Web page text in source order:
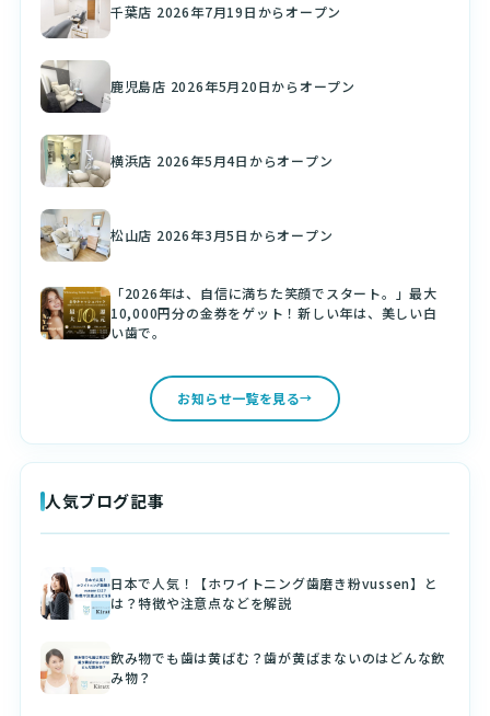
千葉店 2026年7月19日からオープン
鹿児島店 2026年5月20日からオープン
横浜店 2026年5月4日からオープン
松山店 2026年3月5日からオープン
「2026年は、自信に満ちた笑顔でスタート。」最大
10,000円分の金券をゲット！新しい年は、美しい白
い歯で。
お知らせ一覧を見る
人気ブログ記事
日本で人気！【ホワイトニング歯磨き粉vussen】と
は？特徴や注意点などを解説
飲み物でも歯は黄ばむ？歯が黄ばまないのはどんな飲
み物？